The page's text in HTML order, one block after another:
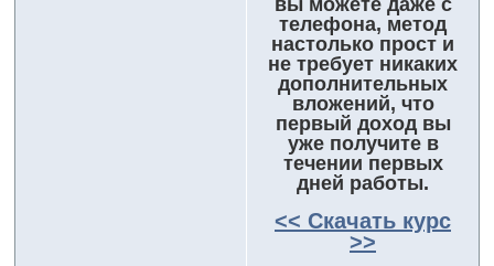
вы можете даже с
телефона, метод
настолько прост и
не требует никаких
дополнительных
вложений, что
первый доход вы
уже получите в
течении первых
дней работы.
<< Скачать курс
>>